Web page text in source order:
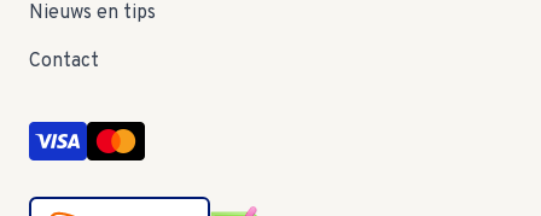
Nieuws en tips
Contact